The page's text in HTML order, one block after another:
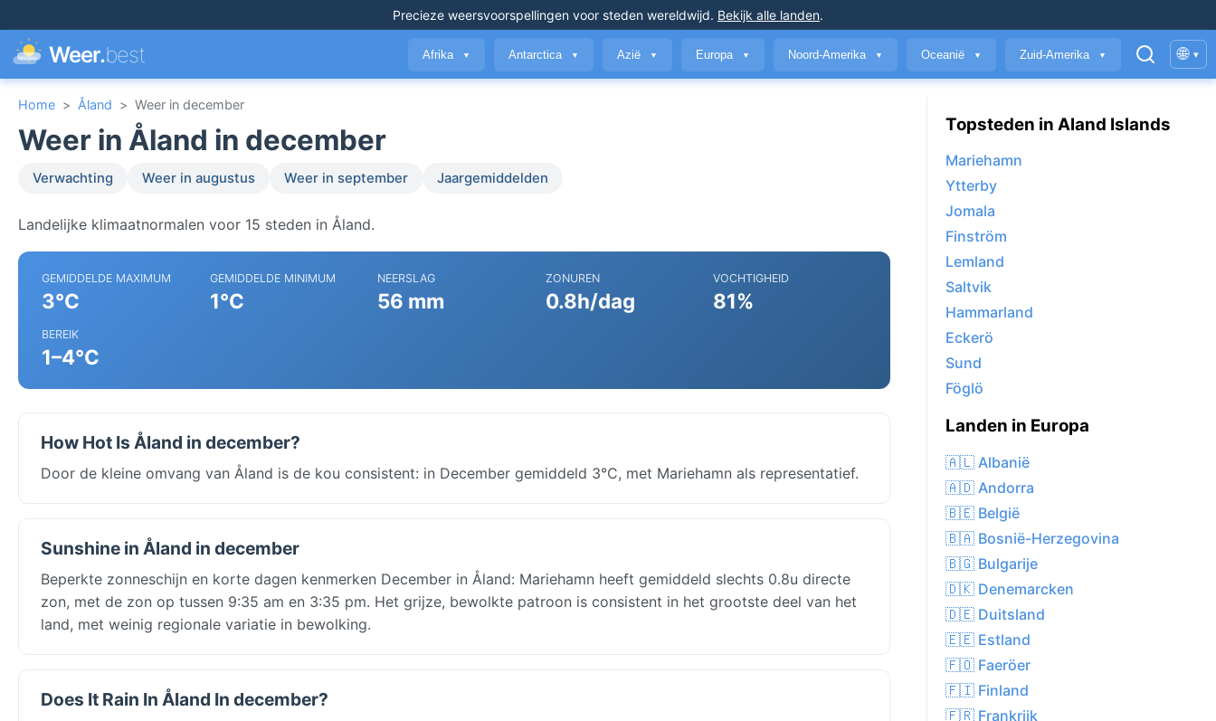
Precieze weersvoorspellingen voor steden wereldwijd. Bekijk alle landen.
Weer.best Afrika ▼ Antarctica ▼ Azië ▼ Europa ▼ Noord-Amerika ▼ Oceanië ▼ Zuid-Amerika ▼ 🌐 ▾
Home > Åland > Weer in december
Weer in Åland in december
Verwachting Weer in augustus Weer in september Jaargemiddelden
Landelijke klimaatnormalen voor 15 steden in Åland.
GEMIDDELDE MAXIMUM
3°C
GEMIDDELDE MINIMUM
1°C
NEERSLAG
56 mm
ZONUREN
0.8h/dag
VOCHTIGHEID
81%
BEREIK
1–4°C
How Hot Is Åland in december?
Door de kleine omvang van Åland is de kou consistent: in December gemiddeld 3°C, met Mariehamn als representatief.
Sunshine in Åland in december
Beperkte zonneschijn en korte dagen kenmerken December in Åland: Mariehamn heeft gemiddeld slechts 0.8u directe
zon, met de zon op tussen 9:35 am en 3:35 pm. Het grijze, bewolkte patroon is consistent in het grootste deel van het
land, met weinig regionale variatie in bewolking.
Does It Rain In Åland In december?
Topsteden in Aland Islands
Mariehamn
Ytterby
Jomala
Finström
Lemland
Saltvik
Hammarland
Eckerö
Sund
Föglö
Landen in Europa
🇦🇱 Albanië
🇦🇩 Andorra
🇧🇪 België
🇧🇦 Bosnië-Herzegovina
🇧🇬 Bulgarije
🇩🇰 Denemarcken
🇩🇪 Duitsland
🇪🇪 Estland
🇫🇴 Faeröer
🇫🇮 Finland
🇫🇷 Frankrijk